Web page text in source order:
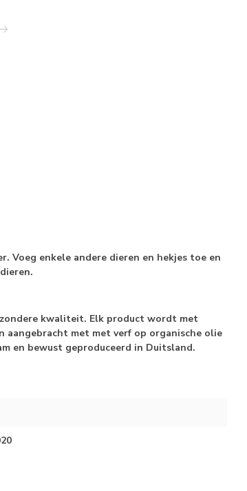
Voeg enkele andere dieren en hekjes toe en
kwaliteit. Elk product wordt met
met met verf op organische olie
en bewust geproduceerd in Duitsland.